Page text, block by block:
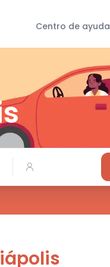
Centro de ayuda